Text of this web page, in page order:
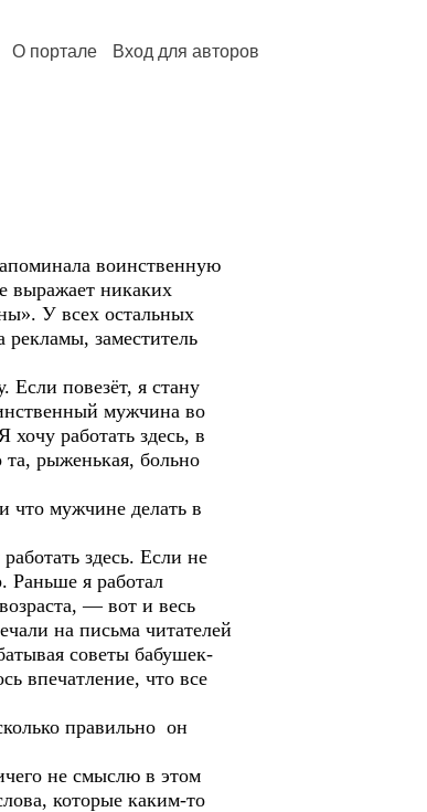
О портале Вход для авторов
воинственную
выражает никаких
У всех остальных
заместитель
повезёт, я стану
мужчина во
работать здесь, в
рыженькая, больно
мужчине делать в
здесь. Если не
Раньше я работал
— вот и весь
на письма читателей
советы бабушек-
впечатление, что все
правильно он
не смыслю в этом
которые каким-то